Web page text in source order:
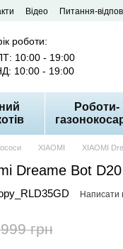
Відео
Питання-
роботи:
10:00 - 19:00
10:00 - 19:00
Роботи-
XIAOMI XIAOMI
Dreame Bot
Написати
грн